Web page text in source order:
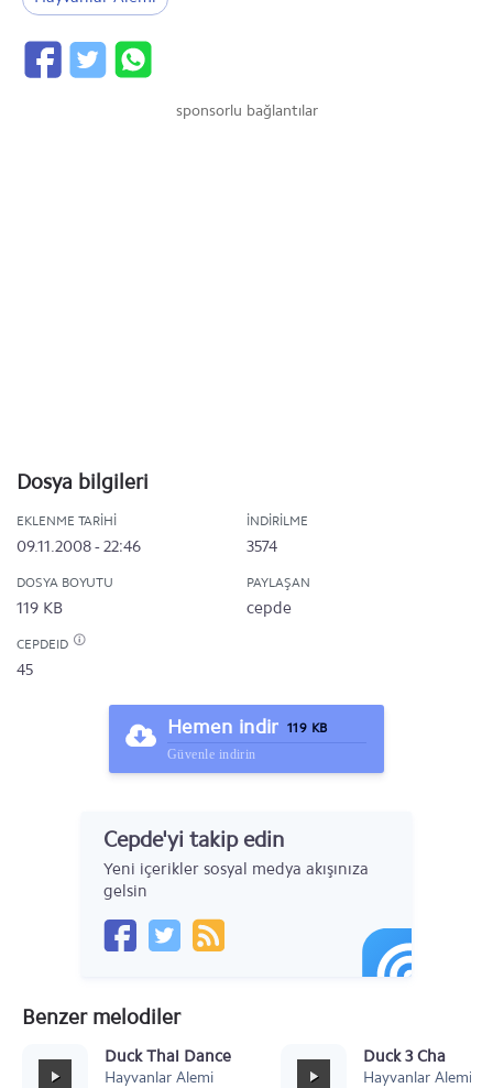
sponsorlu bağlantılar
Dosya bilgileri
EKLENME TARIHI
09.11.2008 - 22:46
İNDIRILME
3574
DOSYA BOYUTU
119 KB
PAYLAŞAN
cepde
CEPDEID
45
Hemen indir 119 KB
Güvenle indirin
Cepde'yi takip edin
Yeni içerikler sosyal medya akışınıza
gelsin
Benzer melodiler
Duck Thai Dance
Hayvanlar Alemi
Duck 3 Cha
Hayvanlar Alemi